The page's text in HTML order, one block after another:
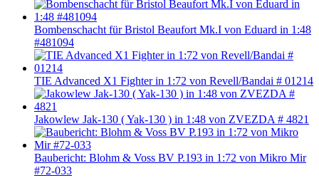
Bombenschacht für Bristol Beaufort Mk.I von Eduard in 1:48
#481094
TIE Advanced X1 Fighter in 1:72 von Revell/Bandai # 01214
Jakowlew Jak-130 ( Yak-130 ) in 1:48 von ZVEZDA # 4821
Baubericht: Blohm & Voss BV P.193 in 1:72 von Mikro Mir
#72-033